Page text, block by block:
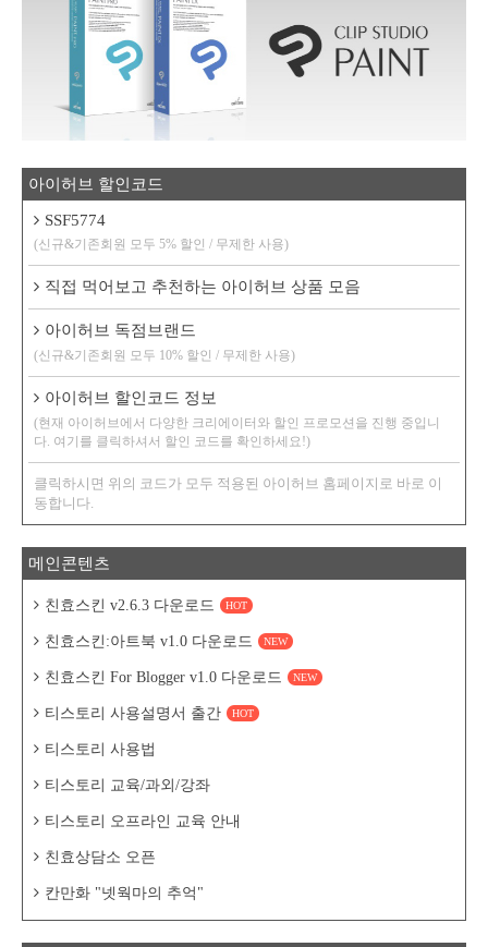
아이허브 할인코드
SSF5774
(신규&기존회원 모두 5% 할인 / 무제한 사용)
직접 먹어보고 추천하는 아이허브 상품 모음
아이허브 독점브랜드
(신규&기존회원 모두 10% 할인 / 무제한 사용)
아이허브 할인코드 정보
(현재 아이허브에서 다양한 크리에이터와 할인 프로모션을 진행 중입니
다. 여기를 클릭하셔서 할인 코드를 확인하세요!)
클릭하시면 위의 코드가 모두 적용된 아이허브 홈페이지로 바로 이
동합니다.
메인콘텐츠
친효스킨 v2.6.3 다운로드 HOT
친효스킨:아트북 v1.0 다운로드 NEW
친효스킨 For Blogger v1.0 다운로드 NEW
티스토리 사용설명서 출간 HOT
티스토리 사용법
티스토리 교육/과외/강좌
티스토리 오프라인 교육 안내
친효상담소 오픈
칸만화 "넷웍마의 추억"